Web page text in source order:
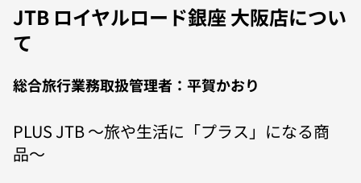
JTB ロイヤルロード銀座 大阪店につい
て
総合旅行業務取扱管理者：平賀かおり
PLUS JTB 〜旅や生活に「プラス」になる商
品〜